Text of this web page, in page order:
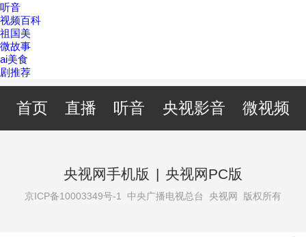
听音
视频百科
祖国美
微故事
ai美食
剧推荐
首页 直播 听音 央视影音 微视频
央视网手机版 | 央视网PC版
京ICP备10003349号-1 中央广播电视总台 央视网 版权所有